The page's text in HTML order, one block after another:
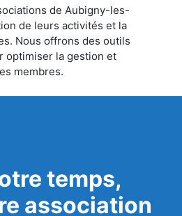
de Aubigny-les-
de leurs activités et la
Nous offrons des outils
optimiser la gestion et
membres.
temps,
association